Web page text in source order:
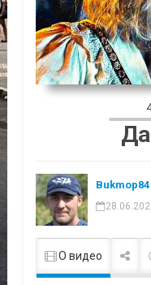
Bukmop84
О видео